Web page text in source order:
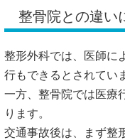
整骨院との違い
整形外科では、医師に
行もできるとされてい
一方、整骨院では医療
ります。
交通事故後は、まず整